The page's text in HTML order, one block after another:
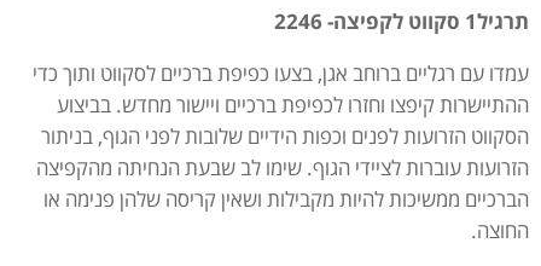
תרגיל1 סקווט לקפיצה- 2246
עמדו עם רגליים ברוחב אגן, בצעו כפיפת ברכיים לסקווט ותוך כדי
ההתיישרות קיפצו וחזרו לכפיפת ברכיים ויישור מחדש. בביצוע
הסקווט הזרועות לפנים וכפות הידיים שלובות לפני הגוף, בניתור
הזרועות עוברות לציידי הגוף. שימו לב שבעת הנחיתה מהקפיצה
הברכיים ממשיכות להיות מקבילות ושאין קריסה שלהן פנימה או
החוצה.